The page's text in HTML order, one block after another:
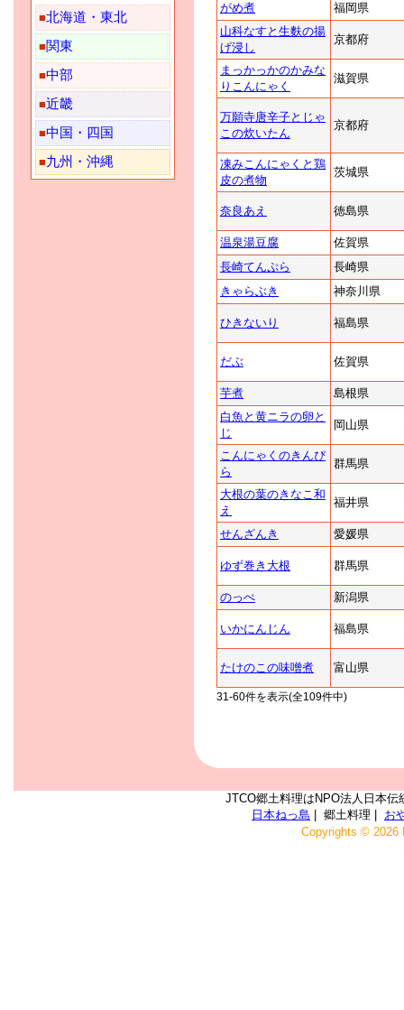
■北海道・東北
■関東
■中部
■近畿
■中国・四国
■九州・沖縄
がめ煮
福岡県
山科なすと生麩の揚
げ浸し
京都府
まっかっかのかみな
りこんにゃく
滋賀県
万願寺唐辛子とじゃ
この炊いたん
京都府
凍みこんにゃくと鶏
皮の煮物
茨城県
奈良あえ 徳島県
温泉湯豆腐
佐賀県
長崎てんぷら
長崎県
きゃらぶき
神奈川県
ひきないり 福島県
だぶ 佐賀県
芋煮
島根県
白魚と黄ニラの卵と
じ
岡山県
こんにゃくのきんぴ
ら
群馬県
大根の葉のきなこ和
え
福井県
せんざんき 愛媛県
ゆず巻き大根 群馬県
のっぺ 新潟県
いかにんじん 福島県
たけのこの味噌煮 富山県
31-60件を表示(全109件中)
JTCO郷土料理はNPO法人日本
日本ねっ島 | 郷土料理 | お
Copyrights © 2026